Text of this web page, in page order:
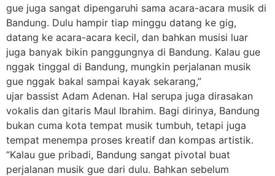
gue juga sangat dipengaruhi sama acara-acara musik di
Bandung. Dulu hampir tiap minggu datang ke gig,
datang ke acara-acara kecil, dan bahkan musisi luar
juga banyak bikin panggungnya di Bandung. Kalau gue
nggak tinggal di Bandung, mungkin perjalanan musik
gue nggak bakal sampai kayak sekarang,”
ujar bassist Adam Adenan. Hal serupa juga dirasakan
vokalis dan gitaris Maul Ibrahim. Bagi dirinya, Bandung
bukan cuma kota tempat musik tumbuh, tetapi juga
tempat menempa proses kreatif dan kompas artistik.
“Kalau gue pribadi, Bandung sangat pivotal buat
perjalanan musik gue dari dulu. Bahkan sebelum